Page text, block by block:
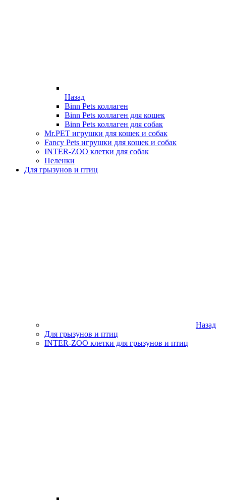
Назад
Binn Pets коллаген
Binn Pets коллаген для кошек
Binn Pets коллаген для собак
Mr.PET игрушки для кошек и собак
Fancy Pets игрушки для кошек и собак
INTER-ZOO клетки для собак
Пеленки
Для грызунов и птиц
Назад
Для грызунов и птиц
INTER-ZOO клетки для грызунов и птиц